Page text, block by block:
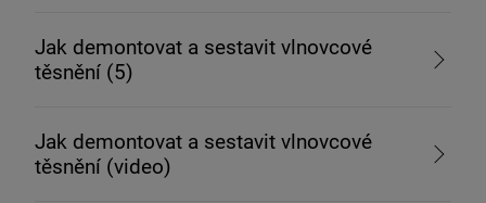
Jak demontovat a sestavit vlnovcové
těsnění (5)
Jak demontovat a sestavit vlnovcové
těsnění (video)